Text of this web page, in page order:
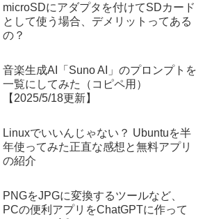
microSDにアダプタを付けてSDカード
として使う場合、デメリットってある
の？
音楽生成AI「Suno AI」のプロンプトを
一覧にしてみた（コピペ用）
【2025/5/18更新】
Linuxでいいんじゃない？ Ubuntuを半
年使ってみた正直な感想と無料アプリ
の紹介
PNGをJPGに変換するツールなど、
PCの便利アプリをChatGPTに作って